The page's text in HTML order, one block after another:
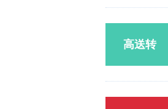
高送转